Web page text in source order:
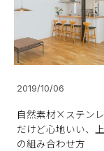
2019/10/06
自然素材×ステン
だけど心地いい、
の組み合わせ方